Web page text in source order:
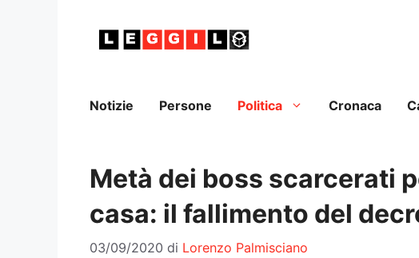
Notizie Persone Politica Cronaca
Metà dei boss scarcerati
casa: il fallimento del
03/09/2020 di Lorenzo Palmisciano